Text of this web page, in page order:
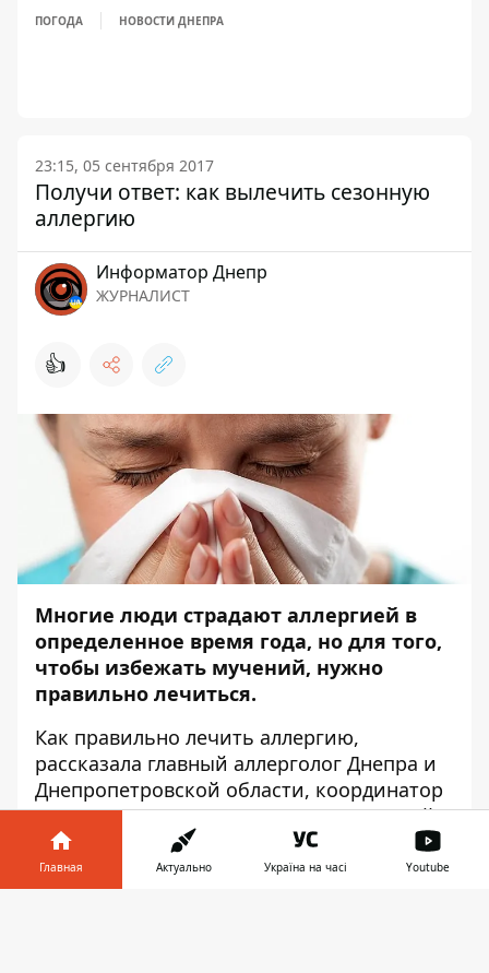
ПОГОДА НОВОСТИ ДНЕПРА
23:15, 05 сентября 2017
Получи ответ: как вылечить сезонную
аллергию
Информатор Днепр
ЖУРНАЛИСТ
👍
Многие люди страдают аллергией в
определенное время года, но для того,
чтобы избежать мучений, нужно
правильно лечиться.
Как правильно лечить аллергию,
рассказала главный аллерголог Днепра и
Днепропетровской области, координатор
МОЗ Украины по вопросам клинической
аллергологии, доктор медицинских наук,
а также заслуженный доктор Украины
Евгения Михайловна Дитятковская на
Главная Актуально Україна на часі Youtube